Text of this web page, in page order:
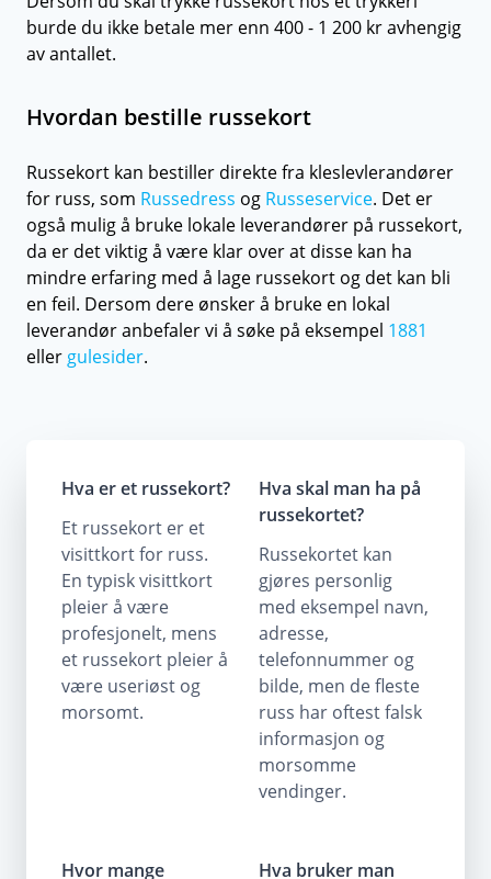
burde du ikke betale mer enn 400 - 1 200 kr avhengig
av antallet.
Hvordan bestille russekort
Russekort kan bestiller direkte fra kleslevlerandører
for russ, som Russedress og Russeservice. Det er
også mulig å bruke lokale leverandører på russekort,
da er det viktig å være klar over at disse kan ha
mindre erfaring med å lage russekort og det kan bli
en feil. Dersom dere ønsker å bruke en lokal
leverandør anbefaler vi å søke på eksempel 1881
eller gulesider.
Hva er et russekort?
Et russekort er et
visittkort for russ.
En typisk visittkort
pleier å være
profesjonelt, mens
et russekort pleier å
være useriøst og
morsomt.
Hva skal man ha på
russekortet?
Russekortet kan
gjøres personlig
med eksempel navn,
adresse,
telefonnummer og
bilde, men de fleste
russ har oftest falsk
informasjon og
morsomme
vendinger.
Hvor mange
Hva bruker man